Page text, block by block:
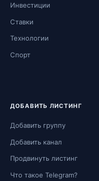
Инвестиции
Ставки
Технологии
Спорт
ДОБАВИТЬ ЛИСТИНГ
Добавить группу
Добавить канал
Продвинуть листинг
Что такое Telegram?